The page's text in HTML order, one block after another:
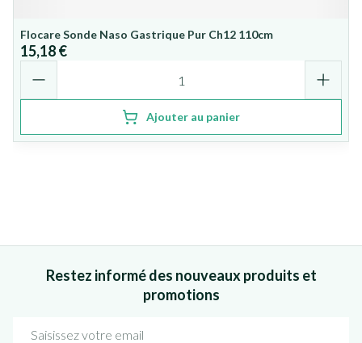
Flocare Sonde Naso Gastrique Pur Ch12 110cm
15,18 €
Ajouter au panier
Restez informé des nouveaux produits et
promotions